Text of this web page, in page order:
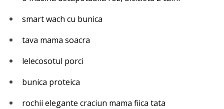
smart wach cu bunica
tava mama soacra
lelecosotul porci
bunica proteica
rochii elegante craciun mama fiica tata